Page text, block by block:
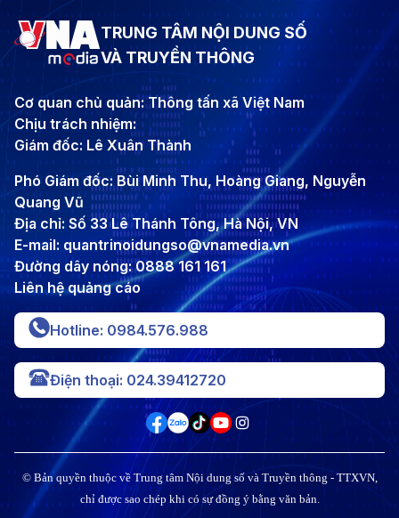
TRUNG TÂM NỘI DUNG SỐ
VÀ TRUYỀN THÔNG
Cơ quan chủ quản: Thông tấn xã Việt Nam
Chịu trách nhiệm:
Giám đốc: Lê Xuân Thành
Phó Giám đốc: Bùi Minh Thu, Hoàng Giang, Nguyễn
Quang Vũ
Địa chỉ: Số 33 Lê Thánh Tông, Hà Nội, VN
E-mail: quantrinoidungso@vnamedia.vn
Đường dây nóng: 0888 161 161
Liên hệ quảng cáo
Hotline: 0984.576.988
Điện thoại: 024.39412720
© Bản quyền thuộc về Trung tâm Nội dung số và Truyền thông - TTXVN,
chỉ được sao chép khi có sự đồng ý bằng văn bản.